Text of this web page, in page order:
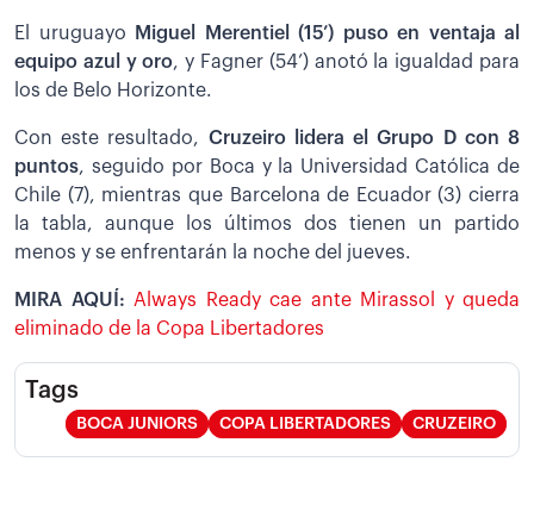
El uruguayo
Miguel Merentiel (15’) puso en ventaja al
equipo azul y oro, y Fagner (54’) anotó la igualdad para
los de Belo Horizonte.
Con este resultado, Cruzeiro lidera el Grupo D con 8
puntos, seguido por Boca y la Universidad Católica de
Chile (7), mientras que Barcelona de Ecuador (3) cierra
la tabla, aunque los últimos dos tienen un partido
menos y se enfrentarán la noche del jueves.
MIRA AQUÍ: Always Ready cae ante Mirassol y queda
eliminado de la Copa Libertadores
Tags
BOCA JUNIORS COPA LIBERTADORES CRUZEIRO